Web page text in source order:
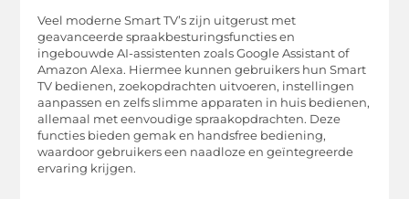
Veel moderne Smart TV’s zijn uitgerust met
geavanceerde spraakbesturingsfuncties en
ingebouwde AI-assistenten zoals Google Assistant of
Amazon Alexa. Hiermee kunnen gebruikers hun Smart
TV bedienen, zoekopdrachten uitvoeren, instellingen
aanpassen en zelfs slimme apparaten in huis bedienen,
allemaal met eenvoudige spraakopdrachten. Deze
functies bieden gemak en handsfree bediening,
waardoor gebruikers een naadloze en geïntegreerde
ervaring krijgen.